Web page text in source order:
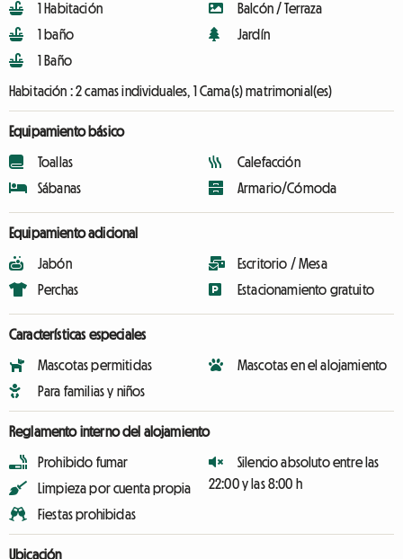
1 Habitación
1 baño
1 Baño
Balcón / Terraza
Jardín
Habitación :2 camas individuales, 1 Cama(s) matrimonial(es)
Equipamiento básico
Toallas
Sábanas
Calefacción
Armario/Cómoda
Equipamiento adicional
Jabón
Perchas
Escritorio / Mesa
Estacionamiento gratuito
Características especiales
Mascotas permitidas
Para familias y niños
Mascotas en el alojamiento
Reglamento interno del alojamiento
Prohibido fumar
Limpieza por cuenta propia
Fiestas prohibidas
Silencio absoluto entre las
22:00 y las 8:00 h
Ubicación